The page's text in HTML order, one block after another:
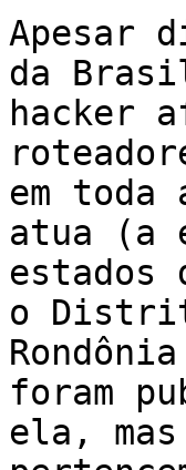
Apesar
da
hacker
em toda
atua (a
estados
o
foram
ela,